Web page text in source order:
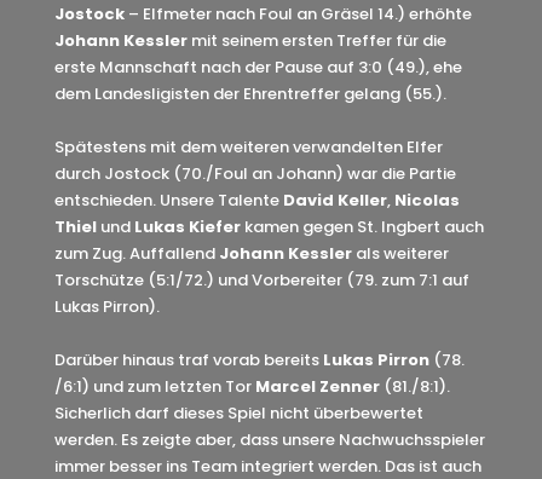
Jostock– Elfmeter nach Foul an Gräsel 14.) erhöhte
Johann Kesslermit seinem ersten Treffer für die
erste Mannschaft nach der Pause auf 3:0 (49.), ehe
dem Landesligisten der Ehrentreffer gelang (55.).
Spätestens mit dem weiteren verwandelten Elfer
durch Jostock (70./Foul an Johann) war die Partie
entschieden. Unsere Talente David Keller, Nicolas
Thielund Lukas Kiefer kamen gegen St. Ingbert auch
zum Zug. Auffallend Johann Kesslerals weiterer
Torschütze (5:1/72.) und Vorbereiter (79. zum 7:1 auf
Lukas Pirron).
Darüber hinaus traf vorab bereits Lukas Pirron(78.
/6:1) und zum letzten Tor Marcel Zenner(81./8:1).
Sicherlich darf dieses Spiel nicht überbewertet
werden. Es zeigte aber, dass unsere Nachwuchsspieler
immer besser ins Team integriert werden. Das ist auch